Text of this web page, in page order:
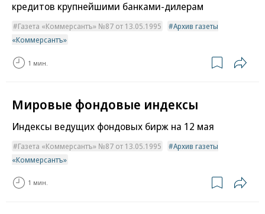
кредитов крупнейшими банками-дилерам
Газета «Коммерсантъ» №87 от 13.05.1995
Архив газеты
«Коммерсантъ»
1 мин.
Мировые фондовые индексы
Индексы ведущих фондовых бирж на 12 мая
Газета «Коммерсантъ» №87 от 13.05.1995
Архив газеты
«Коммерсантъ»
1 мин.